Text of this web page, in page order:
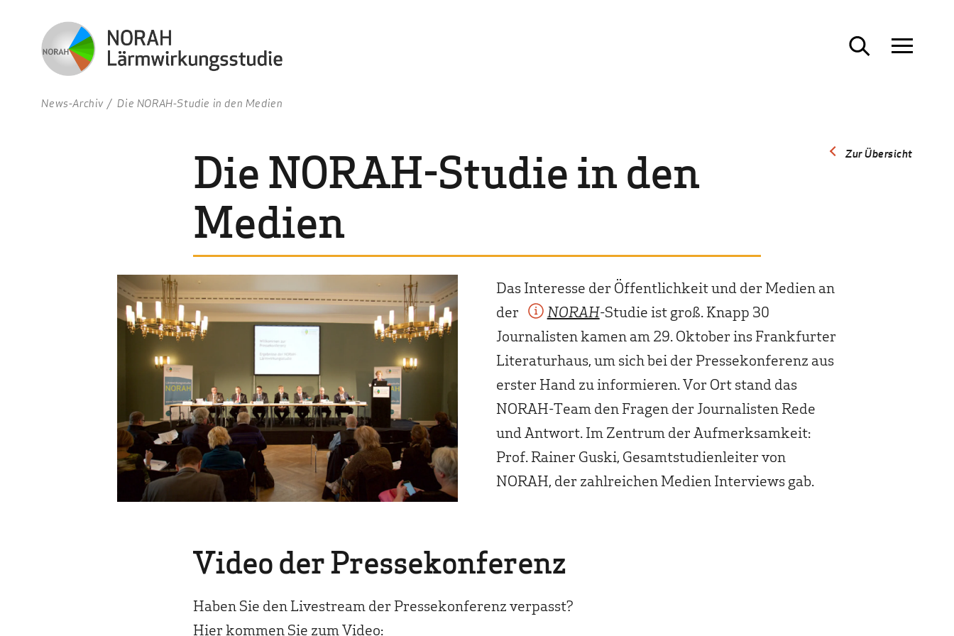
News-Archiv Die NORAH-Studie in den Medien
Zur Übersicht
Die NORAH-Studie in den
Medien
Das Interesse der Öffentlichkeit und der Medien an
der
NORAH-Studie ist groß. Knapp 30
Journalisten kamen am 29. Oktober ins Frankfurter
Literaturhaus, um sich bei der Pressekonferenz aus
erster Hand zu informieren. Vor Ort stand das
NORAH-Team den Fragen der Journalisten Rede
und Antwort. Im Zentrum der Aufmerksamkeit:
Prof. Rainer Guski, Gesamtstudienleiter von
NORAH, der zahlreichen Medien Interviews gab.
Video der Pressekonferenz
Haben Sie den Livestream der Pressekonferenz verpasst?
Hier kommen Sie zum Video: